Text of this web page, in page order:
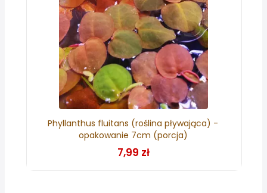
Phyllanthus fluitans (roślina pływająca) -
opakowanie 7cm (porcja)
7,99 zł